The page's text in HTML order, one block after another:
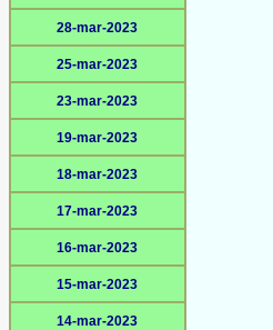
28-mar-2023
25-mar-2023
23-mar-2023
19-mar-2023
18-mar-2023
17-mar-2023
16-mar-2023
15-mar-2023
14-mar-2023